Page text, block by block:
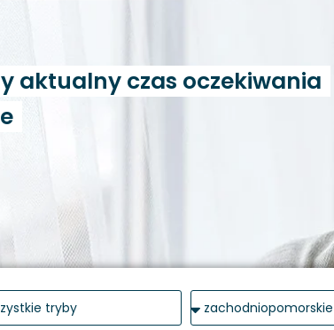
aktualny czas oczekiwania